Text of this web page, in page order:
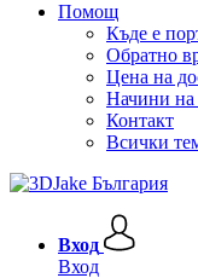
Помощ
Къде е
Обратно
Цена на
Начини
Контакт
Всички
Вход
Вход